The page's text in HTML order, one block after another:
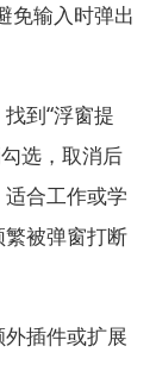
免输入时弹出
到“浮窗提
选，取消后
合工作或学
被弹窗打断
插件或扩展